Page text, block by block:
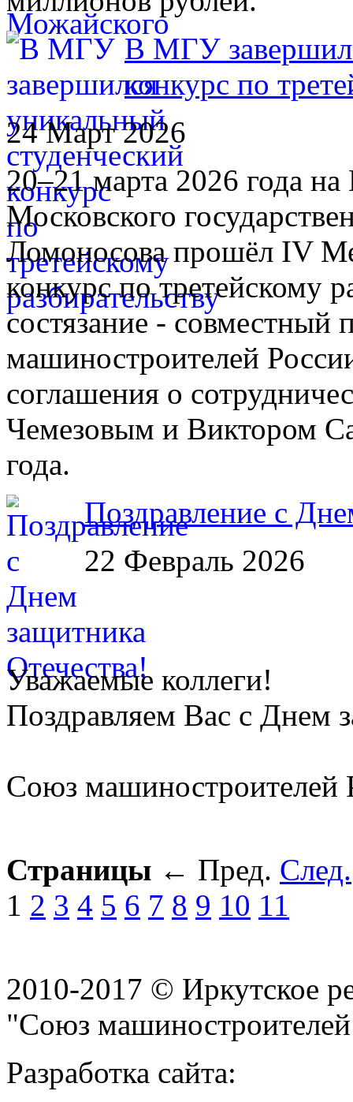
В МГУ
конкурс по
24 Март 2026
20–21 марта 2026 года
Московского
Ломоносова прошёл IV
конкурс по третейскому
состязание - совместный
машиностроителей
соглашения о
Чемезовым и Виктором
года.
Поздравление с
22 Февраль 2026
Уважаемые коллеги!
Поздравляем Вас с Днем
Союз машиностроителей
Страницы ← Пред. След.
1 2 3 4 5 6 7 8 9 10 11
2010-2017 © Иркутское
"Союз
Разработка сайта: